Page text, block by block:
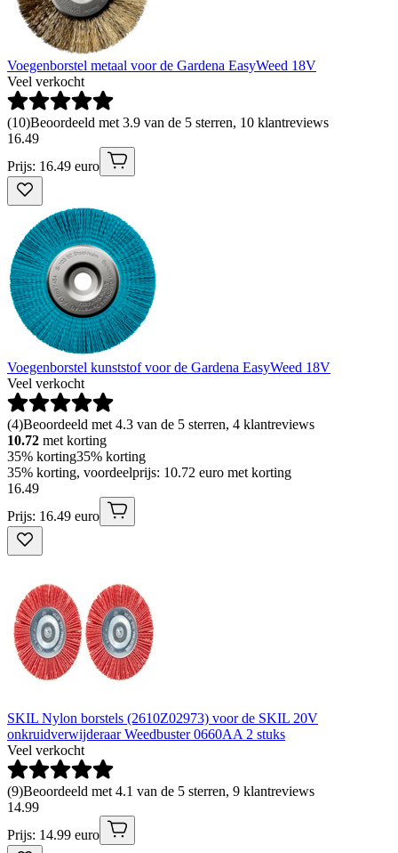
Voegenborstel metaal voor de Gardena EasyWeed 18V
Veel verkocht
(10)Beoordeeld met 3.9 van de 5 sterren, 10 klantreviews
16.49
Prijs: 16.49 euro
Voegenborstel kunststof voor de Gardena EasyWeed 18V
Veel verkocht
(4)Beoordeeld met 4.3 van de 5 sterren, 4 klantreviews
10.72 met korting
35% korting35% korting
35% korting, voordeelprijs: 10.72 euro met korting
16.49
Prijs: 16.49 euro
SKIL Nylon borstels (2610Z02973) voor de SKIL 20V
onkruidverwijderaar Weedbuster 0660AA 2 stuks
Veel verkocht
(9)Beoordeeld met 4.1 van de 5 sterren, 9 klantreviews
14.99
Prijs: 14.99 euro